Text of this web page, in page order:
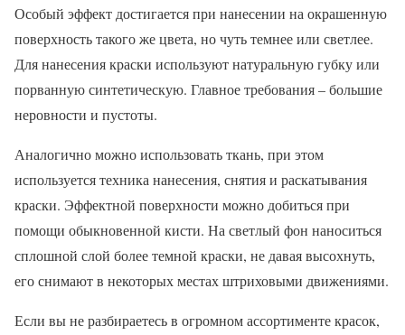
Особый эффект достигается при нанесении на окрашенную
поверхность такого же цвета, но чуть темнее или светлее.
Для нанесения краски используют натуральную губку или
порванную синтетическую. Главное требования – большие
неровности и пустоты.
Аналогично можно использовать ткань, при этом
используется техника нанесения, снятия и раскатывания
краски. Эффектной поверхности можно добиться при
помощи обыкновенной кисти. На светлый фон наноситься
сплошной слой более темной краски, не давая высохнуть,
его снимают в некоторых местах штриховыми движениями.
Если вы не разбираетесь в огромном ассортименте красок,